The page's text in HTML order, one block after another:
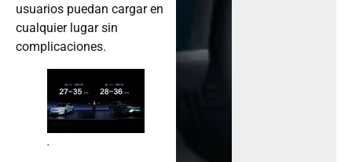
usuarios puedan cargar en
cualquier lugar sin
complicaciones.
.